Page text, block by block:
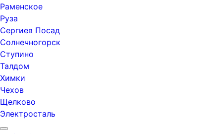
Раменское
Руза
Сергиев Посад
Солнечногорск
Ступино
Талдом
Химки
Чехов
Щелково
Электросталь